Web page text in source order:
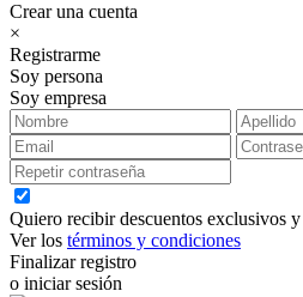
Crear una cuenta
×
Registrarme
Soy persona
Soy empresa
Quiero recibir descuentos exclusivos
Ver los términos y condiciones
Finalizar registro
o iniciar sesión